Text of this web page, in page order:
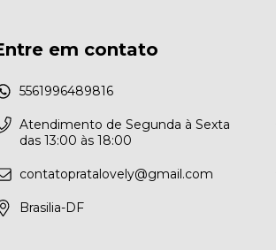
em contato
5561996489816
Atendimento de Segunda à Sexta
das 13:00 às 18:00
contatopratalovely@gmail.com
Brasilia-DF